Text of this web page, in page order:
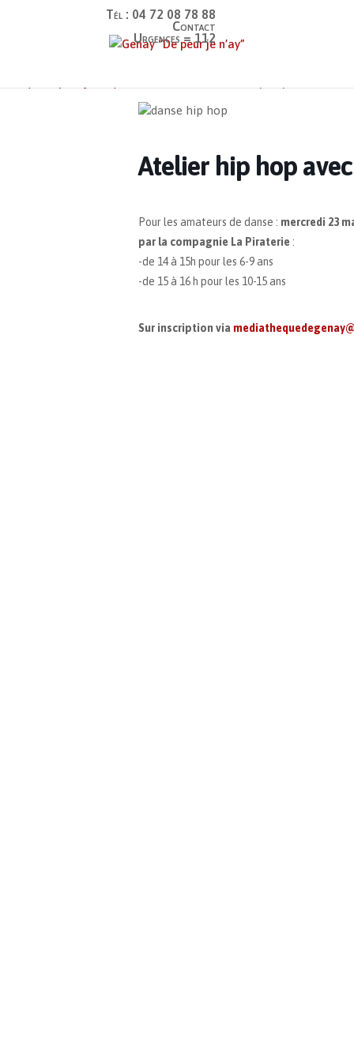
Tél : 04 72 08 78 88
Contact
Urgences = 112
Atelier hip hop
Pour les amateurs de danse : mercredi 23
par la compagnie La Piraterie :
-de 14 à 15h pour les 6-9 ans
-de 15 à 16 h pour les 10-15 ans
Sur inscription via